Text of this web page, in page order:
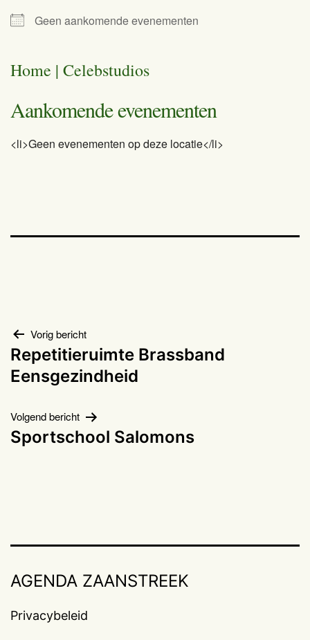
Geen aankomende evenementen
Home | Celebstudios
Aankomende evenementen
<li>Geen evenementen op deze locatie</li>
Bericht
navigatie
Vorig bericht
Repetitieruimte Brassband
Eensgezindheid
Volgend bericht
Sportschool Salomons
AGENDA ZAANSTREEK
Privacybeleid